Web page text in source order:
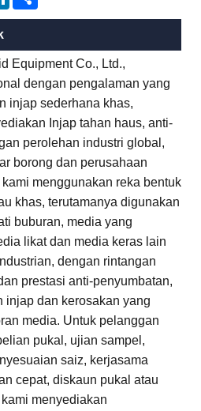
Equipment Co., Ltd.,
dengan pengalaman yang
injap sederhana khas,
Injap tahan haus, anti-
perolehan industri global,
borong dan perusahaan
menggunakan reka bentuk
khas, terutamanya digunakan
buburan, media yang
likat dan media keras lain
dengan rintangan
prestasi anti-penyumbatan,
injap dan kerosakan yang
media. Untuk pelanggan
pukal, ujian sampel,
saiz, kerjasama
cepat, diskaun pukal atau
menyediakan